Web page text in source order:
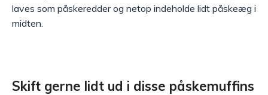
laves som påskeredder og netop indeholde lidt påskeæg i
midten.
Skift gerne lidt ud i disse påskemuffins